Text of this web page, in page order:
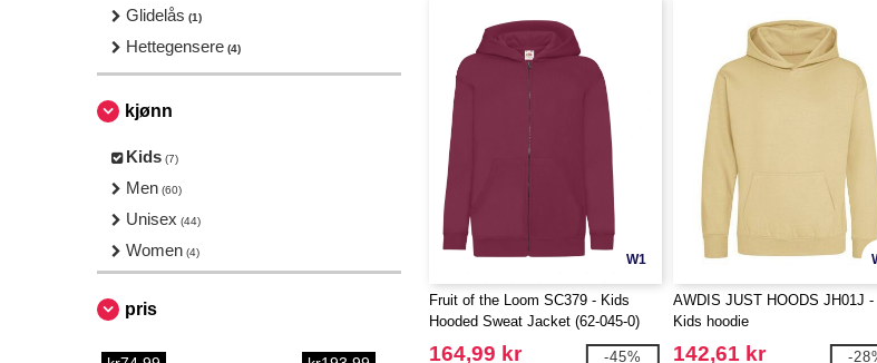
Glidelås (1)
Hettegensere (4)
kjønn
Kids (7)
Men (60)
Unisex (44)
Women (4)
pris
W1
Fruit of the Loom SC379 - Kids
Hooded Sweat Jacket (62-045-0)
164,99 kr -45%
AWDIS JUST HOODS JH01J -
Kids hoodie
142,61 kr -